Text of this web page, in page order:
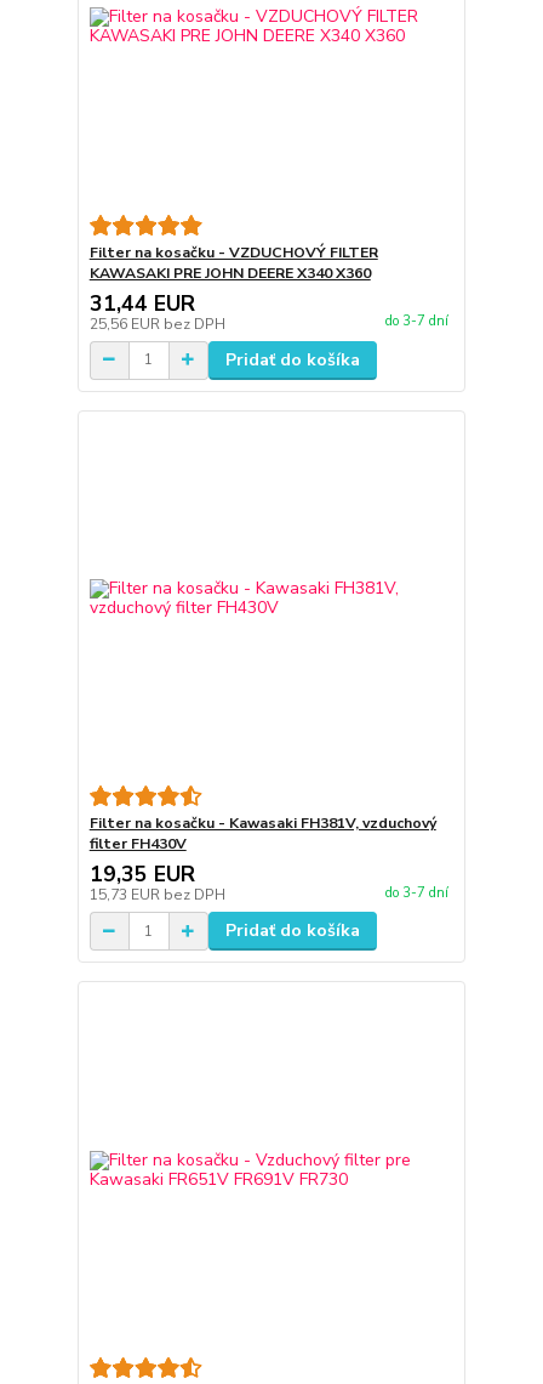
Filter na kosačku - VZDUCHOVÝ FILTER
KAWASAKI PRE JOHN DEERE X340 X360
31,44 EUR
25,56 EUR bez DPH do 3-7 dní
Pridať do košíka
Filter na kosačku - Kawasaki FH381V, vzduchový
filter FH430V
19,35 EUR
15,73 EUR bez DPH do 3-7 dní
Pridať do košíka